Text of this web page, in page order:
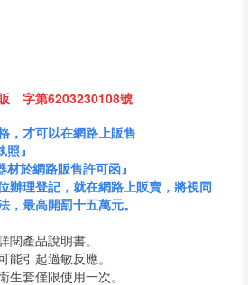
字第6203230108號
，才可以在網路上販售
』
於網路販售許可函』
辦理登記，就在網路上販賣，將視同
，最高開罰十五萬元。
閱產品說明書。
能引起過敏反應。
生套僅限使用一次。